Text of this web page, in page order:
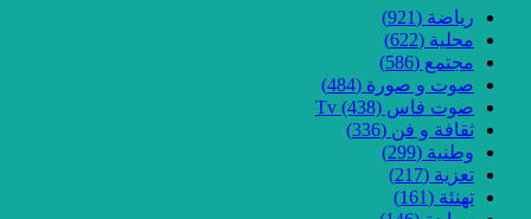
رياضة (921)
محلية (622)
مجتمع (586)
صوت و صورة (484)
صوت فاس Tv (438)
ثقافة و فن (336)
وطنية (299)
تعزية (217)
تهنئة (161)